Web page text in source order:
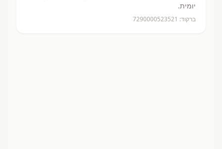
יומית.
ברקוד: 7290000523521